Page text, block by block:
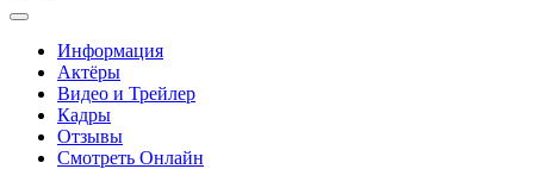
Информация
Актёры
Видео и Трейлер
Кадры
Отзывы
Смотреть Онлайн